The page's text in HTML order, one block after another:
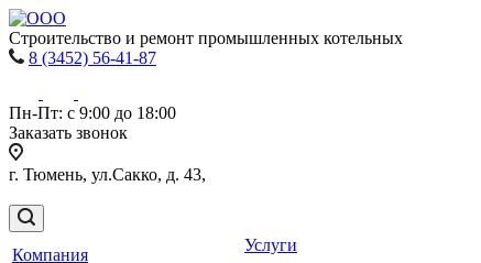
Строительство и ремонт промышленных котельных
8 (3452) 56-41-87
Пн-Пт: с 9:00 до 18:00
Заказать звонок
г. Тюмень, ул.Сакко, д. 43,
Компания
Услуги